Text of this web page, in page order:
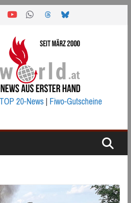
TOP 20-News|Fiwo-Gutscheine